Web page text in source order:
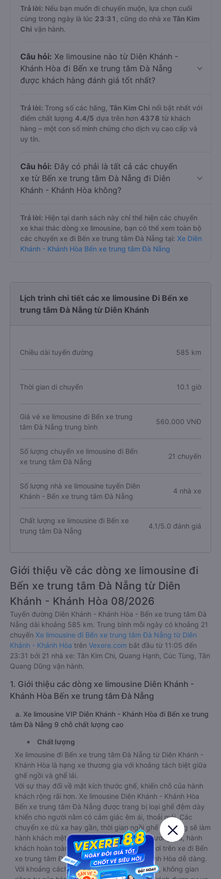
Trả lời: Nếu bạn muốn đi chuyến muộn, lựa chọn cuối
cùng trong ngày là lúc 23:31 , cũng do nhà xe Tân Kim
Chi vận hành.
Câu hỏi: Xe limousine nào từ Diên Khánh -
Khánh Hòa đi Bến xe trung tâm Đà Nẵng
được khách hàng đánh giá tốt nhất?
Trả lời: Trong số các hãng, Tân Kim Chi nổi bật nhất với
điểm chất lượng 4.4/5 dựa trên hơn 4378 từ khách
hàng – một con số minh chứng cho dịch vụ cao cấp và
uy tín.
Câu hỏi: Đây có phải là tất cả các chuyến
xe từ Bến xe trung tâm Đà Nẵng đi Diên
Khánh - Khánh Hòa không?
Trả lời: Hiện tại danh sách này chỉ thể hiện các chuyến
xe khai thác dòng xe limousine, bạn có thể xem toàn bộ
các chuyến xe đi Bến xe trung tâm Đà Nẵng tại: Xe Diên
Khánh - Khánh Hòa Bến xe trung tâm Đà Nẵng
Lịch trình chi tiết các xe limousine Đi Bến xe
trung tâm Đà Nẵng từ Diên Khánh
Chiều dài tuyến đường 585 km
Thời gian di chuyển 10.1 giờ
Giá vé xe limousine đi Bến xe trung
tâm Đà Nẵng trung bình
560.000 VNĐ
Số lượng chuyến xe limousine đi Bến
xe trung tâm Đà Nẵng
21 chuyến
Số lượng nhà xe limousine tuyến Diên
Khánh - Bến xe trung tâm Đà Nẵng
4 nhà xe
Chất lượng xe limousine đi Bến xe
trung tâm Đà Nẵng
4.1/5.0 đánh giá
Giới thiệu về các dòng xe limousine đi
Bến xe trung tâm Đà Nẵng từ Diên
Khánh - Khánh Hòa 08/2026
Tuyến đường Diên Khánh - Khánh Hòa - Bến xe trung tâm Đà
Nẵng dài khoảng 585 km. Trung bình mỗi ngày có khoảng 21
chuyến Xe limousine đi Bến xe trung tâm Đà Nẵng từ Diên
Khánh - Khánh Hòa trên Vexere.com bắt đầu từ 11:05 đến
23:31 bởi 21 nhà xe: Tân Kim Chi, Quang Hạnh, Cúc Tùng, Tân
Quang Dũng vận hành.
1. Giới thiệu các dòng xe limousine Diên Khánh -
Khánh Hòa Bến xe trung tâm Đà Nẵng
a. Xe limousine VIP Diên Khánh - Khánh Hòa đi Bến xe trung
tâm Đà Nẵng 9 chỗ chất lượng cao
Chất lượng
Xe limousine đi Bến xe trung tâm Đà Nẵng từ Diên Khánh -
Khánh Hòa là hạng xe thương gia với khoảng tách biệt giữa
ghế ngồi và ghế lái.
Với sự thay đổi về mặt kích thước ghế, khiến chỗ của hành
khách rộng rãi hơn. Xe limousine Diên Khánh - Khánh Hòa
Bến xe trung tâm Đà Nẵng được trang bị loại ghế đệm dày
khiến cho người nằm có cảm giác êm ái, thoải mái. Các
chuyến xe dù xa hay gần, thời gian ngồi ghế lâu cũng sẽ làm
hành khách mệt mỏi. Nhưng với xe hạng thương gia, hành
khách hoàn toàn có thể thư giãn và nghỉ ngơi trên xe đi Bến
xe trung tâm Đà Nẵng từ Diên Khánh - Khánh Hòa dễ dàng.
Với khoảng cách rộng hơn giữa các ghế ngồi, không gian